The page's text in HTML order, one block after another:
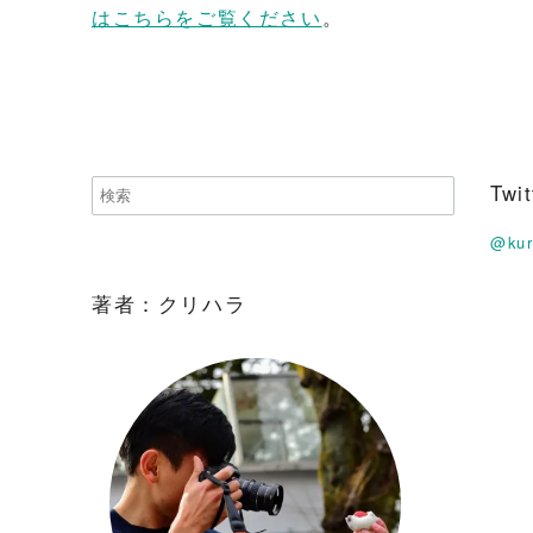
はこちらをご覧ください。
著者：クリハラ